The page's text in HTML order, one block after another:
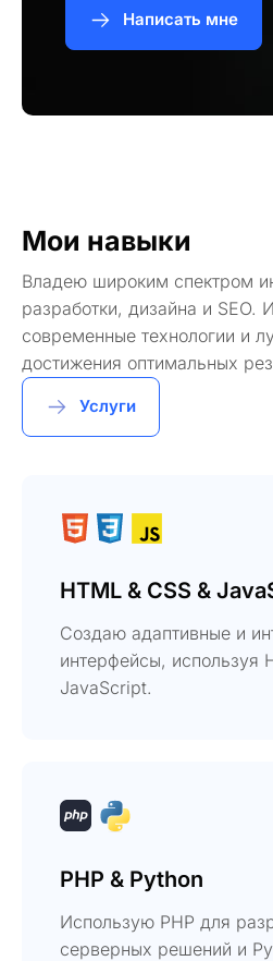
Написать мне
Мои навыки
Владею широким спектром
разработки, дизайна и SEO.
современные технологии и
достижения оптимальных
Услуги
HTML & CSS &
Создаю адаптивные и
интерфейсы, используя
JavaScript.
PHP & Python
Использую PHP для
серверных решений и